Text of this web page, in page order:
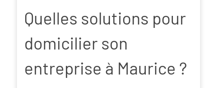
Quelles solutions pour
domicilier son
entreprise à Maurice ?